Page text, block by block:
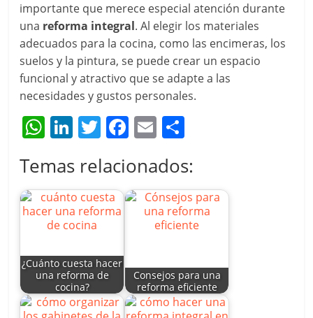
importante que merece especial atención durante
una reforma integral. Al elegir los materiales
adecuados para la cocina, como las encimeras, los
suelos y la pintura, se puede crear un espacio
funcional y atractivo que se adapte a las
necesidades y gustos personales.
W
at
s
A
p
p
Li
k
e
dI
n
T
itt
er
F
c
e
o
k
E
ai
l
m
p
ar
tir
Temas relacionados:
¿Cuánto cuesta hacer
una reforma de
cocina?
Consejos para una
reforma eficiente